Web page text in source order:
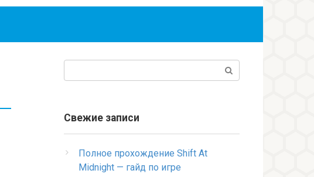
Свежие записи
Полное прохождение Shift At
Midnight — гайд по игре